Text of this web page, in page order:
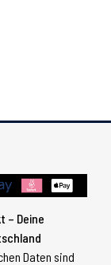
– Deine
Daten sind